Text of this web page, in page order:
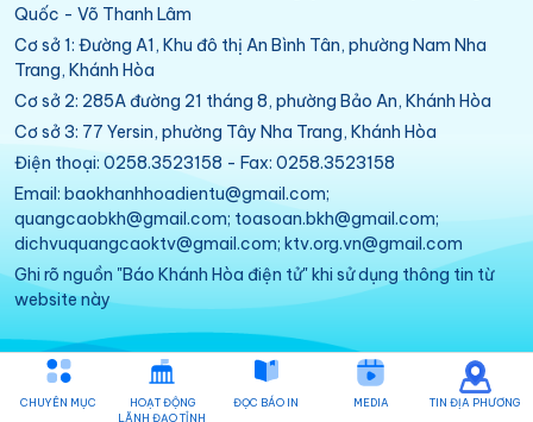
Quốc - Võ Thanh Lâm
Cơ sở 1: Đường A1, Khu đô thị An Bình Tân, phường Nam Nha
Trang, Khánh Hòa
Cơ sở 2: 285A đường 21 tháng 8, phường Bảo An, Khánh Hòa
Cơ sở 3: 77 Yersin, phường Tây Nha Trang, Khánh Hòa
Điện thoại: 0258.3523158 - Fax: 0258.3523158
Email: baokhanhhoadientu@gmail.com;
quangcaobkh@gmail.com; toasoan.bkh@gmail.com;
dichvuquangcaoktv@gmail.com; ktv.org.vn@gmail.com
Ghi rõ nguồn "Báo Khánh Hòa điện tử" khi sử dụng thông tin từ
website này
CHUYÊN MỤC
HOẠT ĐỘNG
LÃNH ĐẠO TỈNH
ĐỌC BÁO IN MEDIA TIN ĐỊA PHƯƠNG